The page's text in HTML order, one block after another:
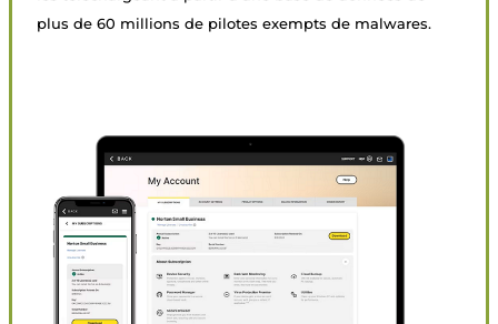
plus de 60 millions de pilotes exempts de malwares.